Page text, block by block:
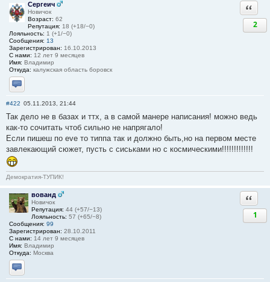
Сергеич
Новичок
Возраст: 62
Репутация: 18 (+18/−0)
Лояльность: 1 (+1/−0)
Сообщения: 13
Зарегистрирован: 16.10.2013
С нами: 12 лет 9 месяцев
Имя: Владимир
Откуда: калужская область боровск
Отправить личное сообщение
2
#422 05.11.2013, 21:44
Так дело не в базах и ттх, а в самой манере написания! можно ведь
как-то сочитать чтоб сильно не напрягало!
Если пишеш по eve то типпа так и должно быть,но на первом месте
завлекающий сюжет, пусть с сиськами но с космическими!!!!!!!!!!!!!
Демократия-ТУПИК!
вованд
Новичок
Репутация: 44 (+57/−13)
Лояльность: 57 (+65/−8)
Сообщения: 99
Зарегистрирован: 28.10.2011
С нами: 14 лет 9 месяцев
Имя: Владимир
Откуда: Москва
Отправить личное сообщение
1